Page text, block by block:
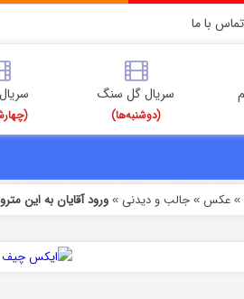
تماس با ما
سریال گل سنگ
(دوشنبه‌ها)
» عکس » جالب و دیدنی » ورود آقایان به این